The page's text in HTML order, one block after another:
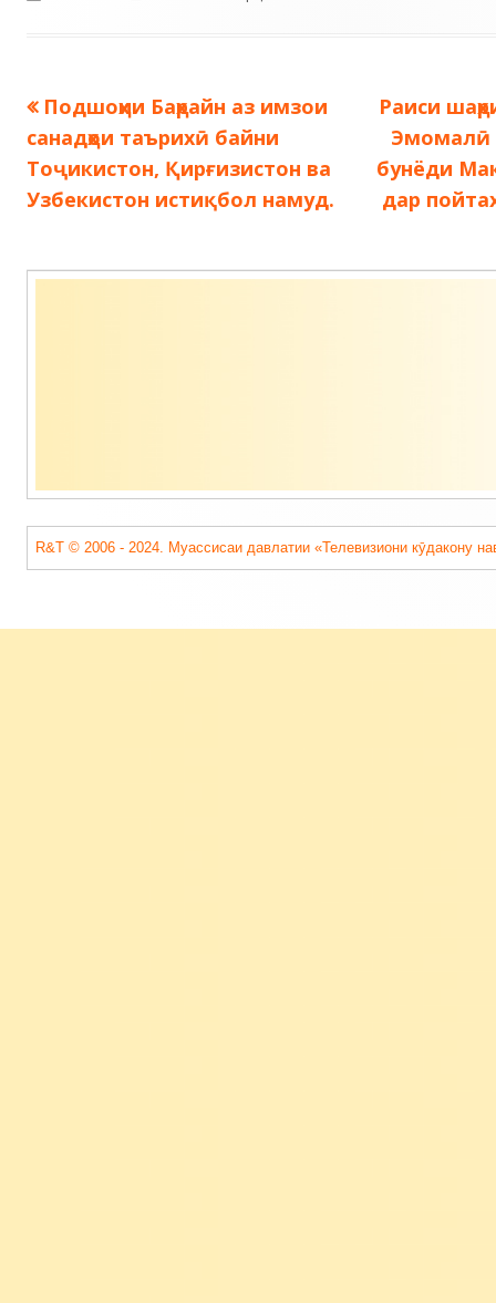
Навигация
по
записям
Предыдущая
запись:
Подшоҳии Баҳрайн аз имзои
санадҳои таърихӣ байни
Тоҷикистон, Қирғизистон ва
Узбекистон истиқбол намуд.
запись:
Раиси
Эмомалӣ
бунёди
дар
Содержимое
R&T © 2006 - 2024. Муассисаи давлатии «Телевизиони кӯдакону